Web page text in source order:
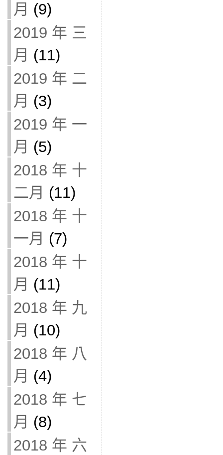
月 (9)
2019 年 三
月 (11)
2019 年 二
月 (3)
2019 年 一
月 (5)
2018 年 十
二月 (11)
2018 年 十
一月 (7)
2018 年 十
月 (11)
2018 年 九
月 (10)
2018 年 八
月 (4)
2018 年 七
月 (8)
2018 年 六